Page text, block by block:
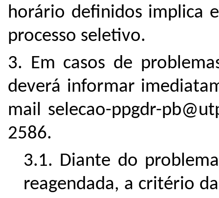
horário definidos implica
processo seletivo.
3. Em casos de
deverá informar
mail selecao-ppgdr-
2586.
3.1. Diante do
reagendada, a critério